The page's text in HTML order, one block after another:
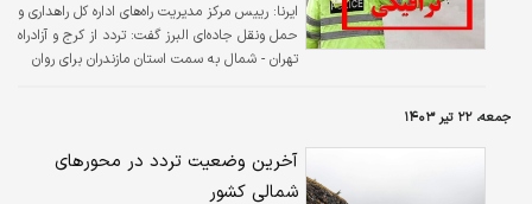
ایرنا: رییس مرکز مدیریت راه‌های اداره کل راهداری و
حمل ونقل جاده‌ای البرز گفت: تردد از کرج و آزادراه
تهران - شمال به سمت استان مازندران برای روان
جمعه، ۲۲ تیر ۱۴۰۳
آخرین وضعیت تردد در محورهای
شمالی کشور